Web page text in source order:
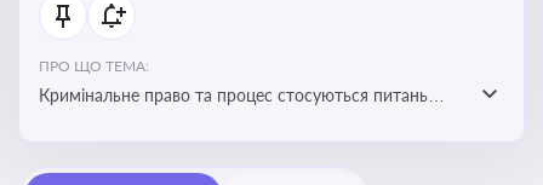
ПРО ЩО ТЕМА:
Кримінальне право та процес стосуються питань